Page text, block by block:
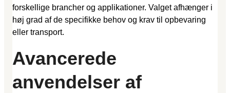
forskellige brancher og applikationer. Valget afhænger i
høj grad af de specifikke behov og krav til opbevaring
eller transport.
Avancerede
anvendelser af